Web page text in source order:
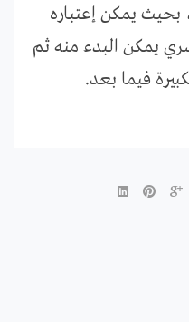
يمكن إعتباره
يمكن البدء منه ثم
فيما بعد.